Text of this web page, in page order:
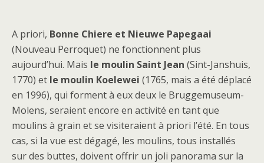
A priori, Bonne Chiere et Nieuwe Papegaai
(Nouveau Perroquet) ne fonctionnent plus
aujourd’hui. Mais le moulin Saint Jean (Sint-Janshuis,
1770) et le moulin Koelewei (1765, mais a été déplacé
en 1996), qui forment à eux deux le Bruggemuseum-
Molens, seraient encore en activité en tant que
moulins à grain et se visiteraient à priori l’été. En tous
cas, si la vue est dégagé, les moulins, tous installés
sur des buttes, doivent offrir un joli panorama sur la